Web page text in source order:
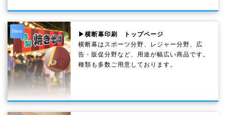
New
▶横断幕印刷 トップページ
横断幕はスポーツ分野、レジャー分野、広
告・販促分野など、用途が幅広い商品です。
種類も多数ご用意しております。